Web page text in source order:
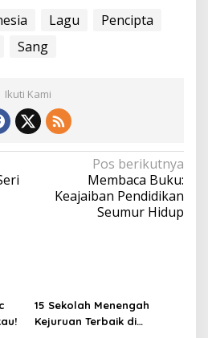
Lagu
Pencipta
Sang
Ikuti Kami
Pos berikutnya
Membaca Buku:
Keajaiban Pendidikan
Seumur Hidup
15 Sekolah Menengah
Kejuruan Terbaik di